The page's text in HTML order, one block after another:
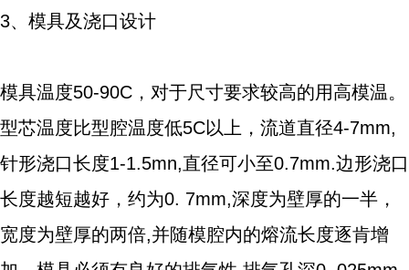
3、模具及浇口设计
模具温度50-90C，对于尺寸要求较高的用高模温。
型芯温度比型腔温度低5C以上，流道直径4-7mm,
针形浇口长度1-1.5mn,直径可小至0.7mm.边形浇口
长度越短越好，约为0. 7mm,深度为壁厚的一半，
宽度为壁厚的两倍,并随模腔内的熔流长度逐肯增